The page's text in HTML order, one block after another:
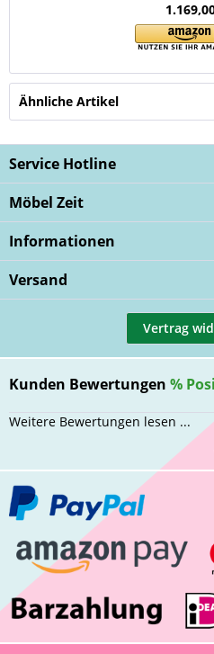
Ähnliche Artikel
Service Hotline
Möbel Zeit
Informationen
Versand
Vertrag
Kunden Bewertungen %
Weitere Bewertungen lesen ...